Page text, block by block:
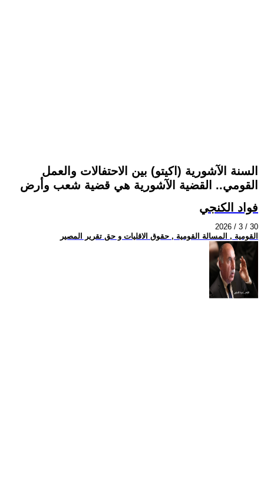
السنة الآشورية (اكيتو) بين الاحتفالات والعمل
القومي.. القضية الآشورية هي قضية شعب وأرض
فواد الكنجي
2026 / 3 / 30
القومية , المسالة القومية , حقوق الاقليات و حق تقرير المصير